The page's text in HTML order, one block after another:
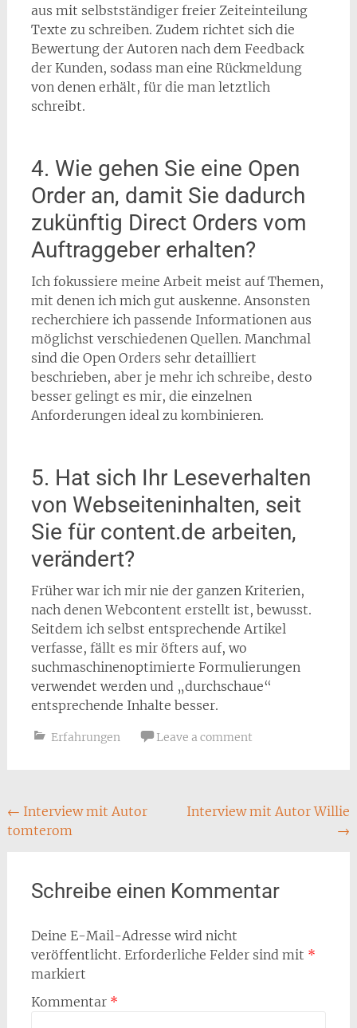
aus mit selbstständiger freier Zeiteinteilung
Texte zu schreiben. Zudem richtet sich die
Bewertung der Autoren nach dem Feedback
der Kunden, sodass man eine Rückmeldung
von denen erhält, für die man letztlich
schreibt.
4. Wie gehen Sie eine Open
Order an, damit Sie dadurch
zukünftig Direct Orders vom
Auftraggeber erhalten?
Ich fokussiere meine Arbeit meist auf Themen,
mit denen ich mich gut auskenne. Ansonsten
recherchiere ich passende Informationen aus
möglichst verschiedenen Quellen. Manchmal
sind die Open Orders sehr detailliert
beschrieben, aber je mehr ich schreibe, desto
besser gelingt es mir, die einzelnen
Anforderungen ideal zu kombinieren.
5. Hat sich Ihr Leseverhalten
von Webseiteninhalten, seit
Sie für content.de arbeiten,
verändert?
Früher war ich mir nie der ganzen Kriterien,
nach denen Webcontent erstellt ist, bewusst.
Seitdem ich selbst entsprechende Artikel
verfasse, fällt es mir öfters auf, wo
suchmaschinenoptimierte Formulierungen
verwendet werden und „durchschaue“
entsprechende Inhalte besser.
Erfahrungen Leave a comment
Post
navigation
← Interview mit Autor
tomterom
Interview mit Autor Willie
→
Schreibe einen Kommentar
Deine E-Mail-Adresse wird nicht
veröffentlicht. Erforderliche Felder sind mit *
markiert
Kommentar *